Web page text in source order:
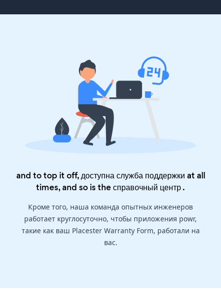
and to top it off, доступна служба поддержки at all
times, and so is theсправочный центр.
Кроме того, наша команда опытных инженеров
работает круглосуточно, чтобы приложения powr,
такие как ваш Placester Warranty Form, работали на
вас.